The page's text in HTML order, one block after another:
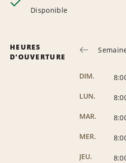
Disponible
HEURES
D'OUVERTURE
DIM.
LUN.
MAR.
MER.
JEU.